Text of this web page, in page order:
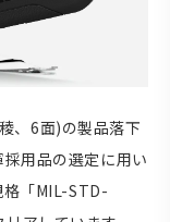
、6面)の製品落下
用品の選定に用い
格「MIL-STD-